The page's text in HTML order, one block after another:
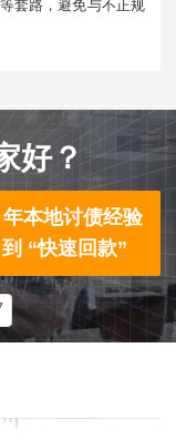
套路，避免与不正规
好？
本地讨债经验
“快速回款”